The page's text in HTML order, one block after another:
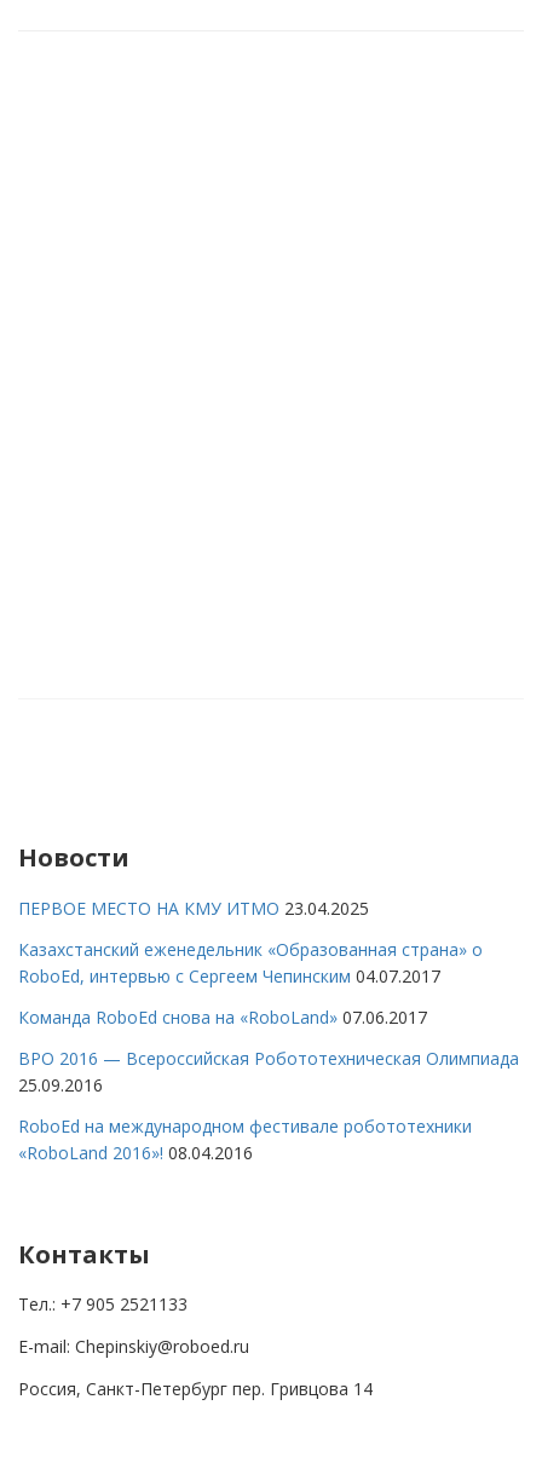
Новости
ПЕРВОЕ МЕСТО НА КМУ ИТМО 23.04.2025
Казахстанский еженедельник «Образованная страна» о
RoboEd, интервью с Сергеем Чепинским 04.07.2017
Команда RoboEd снова на «RoboLand» 07.06.2017
ВРО 2016 — Всероссийская Робототехническая Олимпиада
25.09.2016
RoboEd на международном фестивале робототехники
«RoboLand 2016»! 08.04.2016
Контакты
Тел.: +7 905 2521133
E-mail: Chepinskiy@roboed.ru
Россия, Санкт-Петербург пер. Гривцова 14